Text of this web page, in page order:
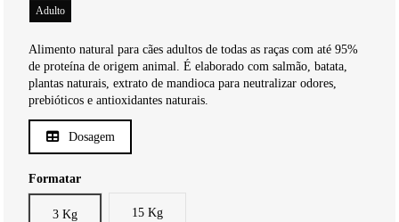
Adulto
Alimento natural para cães adultos de todas as raças com até 95%
de proteína de origem animal. É elaborado com salmão, batata,
plantas naturais, extrato de mandioca para neutralizar odores,
prebióticos e antioxidantes naturais.
Dosagem
Formatar
3 Kg 15 Kg